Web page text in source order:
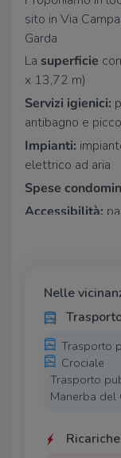
sito in Via
Garda
La superficie
x 13,72 m)
Servizi igienici:
antibagno e
Impianti:
elettrico ad aria
Spese
Accessibilità:
Canone di
zona, da anni è
capitale della
a metà strada
favorito uno
nelle altre
della moderna
tutti gli
Nelle
Trasporto
Crociale
Trasporto
Manerba del